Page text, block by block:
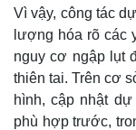
Vì vậy, công tác
lượng hóa rõ các
nguy cơ ngập lụt
thiên tai. Trên cơ
hình, cập nhật
phù hợp trước,